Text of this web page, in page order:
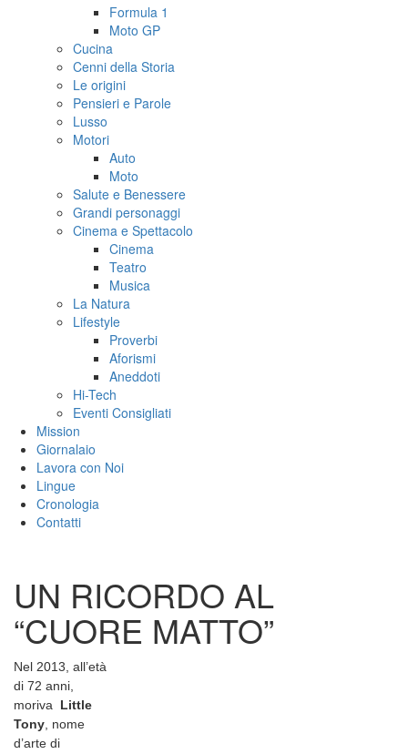
Formula 1
Moto GP
Cucina
Cenni della Storia
Le origini
Pensieri e Parole
Lusso
Motori
Auto
Moto
Salute e Benessere
Grandi personaggi
Cinema e Spettacolo
Cinema
Teatro
Musica
La Natura
Lifestyle
Proverbi
Aforismi
Aneddoti
Hi-Tech
Eventi Consigliati
Mission
Giornalaio
Lavora con Noi
Lingue
Cronologia
Contatti
UN RICORDO AL
“CUORE MATTO”
Nel 2013, all’età
di 72 anni,
moriva Little
Tony, nome
d’arte di